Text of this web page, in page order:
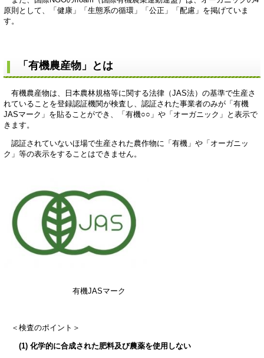
原則として、「健康」「生態系の循環」「公正」「配慮」を掲げていま
す。
「有機農産物」とは
有機農産物は、日本農林規格等に関する法律（JAS法）の基準で生産さ
れていることを登録認証機関が検査し、認証された事業者のみが「有機
JASマーク」を貼ることができ、「有機○○」や「オーガニック」と表示で
きます。
認証されていないほ場で生産された農作物に「有機」や「オーガニッ
ク」等の表示をすることはできません。
有機JASマーク
＜検査のポイント＞
(1) 化学的に合成された肥料及び農薬を使用しない